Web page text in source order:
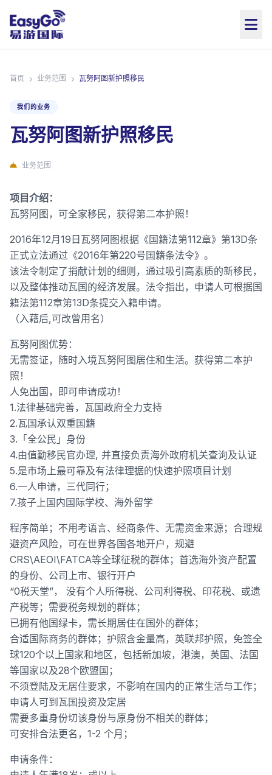
首页 业务范围 瓦努阿图新护照移民
我们的业务
瓦努阿图新护照移民
业务范围
项目介绍：
瓦努阿图，可全家移民，获得第二本护照！
2016年12月19日瓦努阿图根据《国籍法第112章》第13D条
正式立法通过《2016年第220号国籍条法令》。
该法令制定了捐献计划的细则，通过吸引高素质的新移民，
以及整体推动瓦国的经济发展。法令指出，申请人可根据国
籍法第112章第13D条提交入籍申请。
（入藉后,可改曾用名）
瓦努阿图优势：
无需签证，随时入境瓦努阿图居住和生活。获得第二本护
照！
人免出国，即可申请成功！
1.法律基础完善，瓦国政府全力支持
2.瓦国承认双重国籍
3.「全公民」身份
4.由值勤移民官办理, 并直接负责海外政府机关查询及认证
5.是市场上最可靠及有法律理据的快速护照项目计划
6.一人申请，三代同行；
7.孩子上国内国际学校、海外留学
程序简单；不用考语言、经商条件、无需资金来源；合理规
避资产风险，可在世界各国各地开户，规避
CRS\AEOI\FATCA等全球征税的群体；首选海外资产配置
的身份、公司上市、银行开户
“0税天堂”， 没有个人所得税、公司利得税、印花税、或遗
产税等；需要税务规划的群体；
已拥有他国绿卡，需长期居住在国外的群体；
合适国际商务的群体；护照含金量高，英联邦护照，免签全
球120个以上国家和地区，包括新加坡，港澳，英国、法国
等国家以及28个欧盟国；
不须登陆及无居住要求，不影响在国内的正常生活与工作；
申请人可到瓦国投资及定居
需要多重身份切该身份与原身份不相关的群体；
可安排合法更名，1-2 个月；
申请条件：